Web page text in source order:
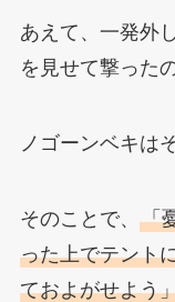
あえて、一発外
を見せて撃った
ノゴーンベキは
そのことで、 「
った上でテント
ておよがせよう